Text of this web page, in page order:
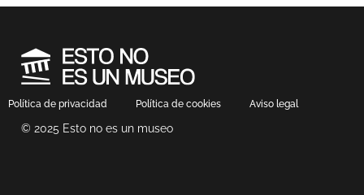
Política de privacidad Política de cookies Aviso legal
© 2025 Esto no es un museo